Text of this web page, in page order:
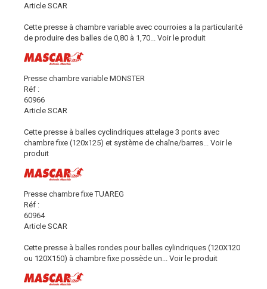
Article SCAR
Cette presse à chambre variable avec courroies a la particularité
de produire des balles de 0,80 à 1,70...
Voir le produit
Presse chambre variable MONSTER
Réf :
60966
Article SCAR
Cette presse à balles cyclindriques attelage 3 ponts avec
chambre fixe (120x125) et système de chaîne/barres...
Voir le
produit
Presse chambre fixe TUAREG
Réf :
60964
Article SCAR
Cette presse à balles rondes pour balles cylindriques (120X120
ou 120X150) à chambre fixe possède un...
Voir le produit